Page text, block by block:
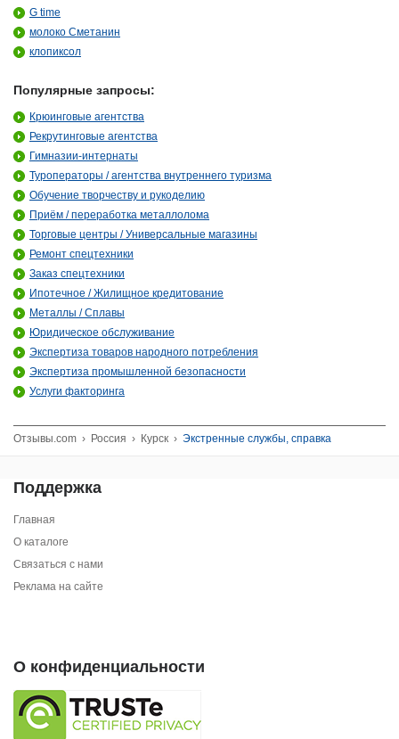
G time
молоко Сметанин
клопиксол
Популярные запросы:
Крюинговые агентства
Рекрутинговые агентства
Гимназии-интернаты
Туроператоры / агентства внутреннего туризма
Обучение творчеству и рукоделию
Приём / переработка металлолома
Торговые центры / Универсальные магазины
Ремонт спецтехники
Заказ спецтехники
Ипотечное / Жилищное кредитование
Металлы / Сплавы
Юридическое обслуживание
Экспертиза товаров народного потребления
Экспертиза промышленной безопасности
Услуги факторинга
Отзывы.com › Россия › Курск › Экстренные службы, справка
Поддержка
Главная
О каталоге
Связаться с нами
Реклама на сайте
О конфиденциальности